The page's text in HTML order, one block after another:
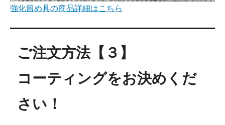
強化留め具の商品詳細はこちら
ご注文方法【３】
コーティングをお決めくだ
さい！